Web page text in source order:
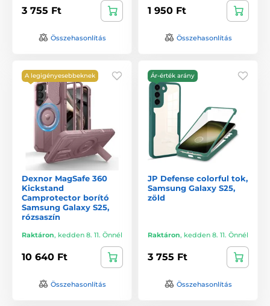
3 755 Ft
Összehasonlítás
1 950 Ft
Összehasonlítás
A legigényesebbeknek
Dexnor MagSafe 360
Kickstand
Camprotector borító
Samsung Galaxy S25,
rózsaszín
Raktáron, kedden 8. 11. Önnél
10 640 Ft
Összehasonlítás
Ár-érték arány
JP Defense colorful tok,
Samsung Galaxy S25,
zöld
Raktáron, kedden 8. 11. Önnél
3 755 Ft
Összehasonlítás